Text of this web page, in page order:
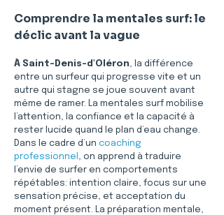
Comprendre la mentales surf: le
déclic avant la vague
À Saint-Denis-d'Oléron, la différence
entre un surfeur qui progresse vite et un
autre qui stagne se joue souvent avant
même de ramer. La mentales surf mobilise
l’attention, la confiance et la capacité à
rester lucide quand le plan d’eau change.
Dans le cadre d’un coaching
professionnel , on apprend à traduire
l’envie de surfer en comportements
répétables: intention claire, focus sur une
sensation précise, et acceptation du
moment présent. La préparation mentale,